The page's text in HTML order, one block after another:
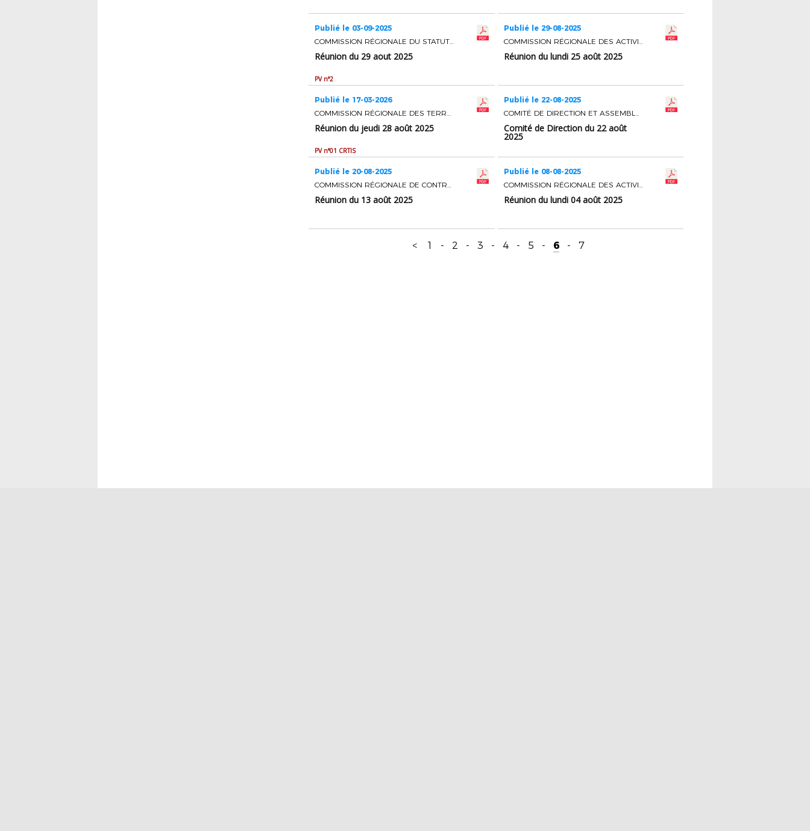
Publié le 03-09-2025
COMMISSION RÉGIONALE DU STATUT DES ÉDUCATEURS ET ENTRAINEURS DE FOOTBALL
Réunion du 29 aout 2025
PV n°2
Publié le 29-08-2025
COMMISSION RÉGIONALE DES ACTIVITÉS SPORTIVES
Réunion du lundi 25 août 2025
Publié le 17-03-2026
COMMISSION RÉGIONALE DES TERRAINS ET INSTALLATIONS SPORTIVES
Réunion du jeudi 28 août 2025
PV n°01 CRTIS
Publié le 22-08-2025
COMITÉ DE DIRECTION ET ASSEMBLÉE
Comité de Direction du 22 août
2025
Publié le 20-08-2025
COMMISSION RÉGIONALE DE CONTRÔLE DES CLUBS
Réunion du 13 août 2025
Publié le 08-08-2025
COMMISSION RÉGIONALE DES ACTIVITÉS SPORTIVES
Réunion du lundi 04 août 2025
< 1 - 2 - 3 - 4 - 5 - 6 - 7